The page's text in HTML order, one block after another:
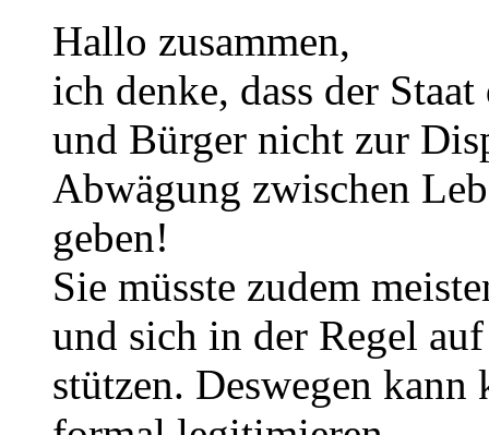
Hallo zusammen,
ich denke, dass der
und Bürger nicht zur
Abwägung zwischen
geben!
Sie müsste zudem
und sich in der Regel
stützen. Deswegen kann